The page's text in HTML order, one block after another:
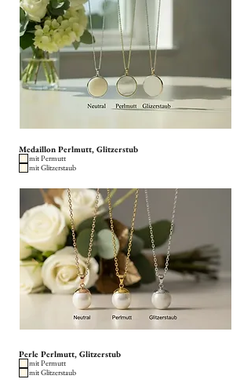
Medaillon Perlmutt, Glitzerstub
mit Permutt
mit Glitzerstaub
Perle Perlmutt, Glitzerstub
mit Permutt
mit Glitzerstaub